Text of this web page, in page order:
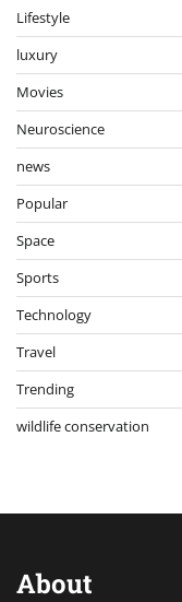
Lifestyle
luxury
Movies
Neuroscience
news
Popular
Space
Sports
Technology
Travel
Trending
wildlife conservation
About